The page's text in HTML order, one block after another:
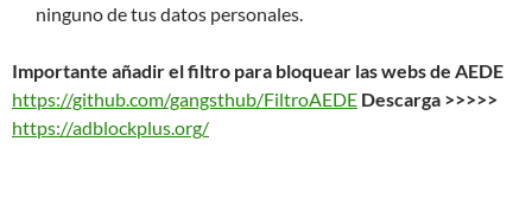
ninguno de tus datos personales.
Importante añadir el filtro para bloquear las webs de AEDE
https://github.com/gangsthub/FiltroAEDE Descarga >>>>>
https://adblockplus.org/